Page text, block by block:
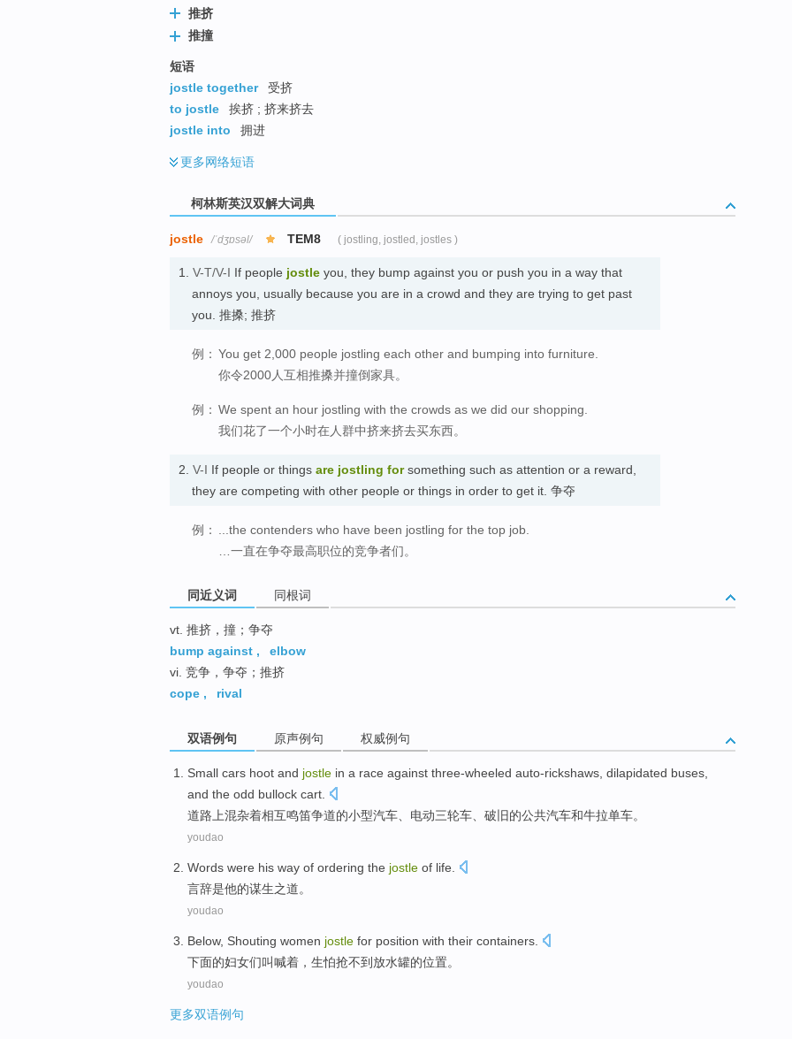
推挤
推撞
短语
jostle together
受挤
to jostle
挨挤 ; 挤来挤去
jostle into
拥进
更多网络短语
柯林斯英汉双解大词典
jostle /ˈdʒɒsəl/ TEM8 ( jostling, jostled, jostles )
1. V-T/V-I If people jostle you, they bump against you or push you in a way that
annoys you, usually because you are in a crowd and they are trying to get past
you. 推搡; 推挤
例： You get 2,000 people jostling each other and bumping into furniture.
你令2000人互相推搡并撞倒家具。
例： We spent an hour jostling with the crowds as we did our shopping.
我们花了一个小时在人群中挤来挤去买东西。
2. V-I If people or things are jostling forsomething such as attention or a reward,
they are competing with other people or things in order to get it. 争夺
例：
...the contenders who have been jostling for the top job.
…一直在争夺最高职位的竞争者们。
同近义词 同根词
vt. 推挤，撞；争夺
bump against ,
elbow
vi. 竞争，争夺；推挤
cope , rival
双语例句 原声例句 权威例句
Small cars hoot and jostle in a race against three-wheeled auto-rickshaws dilapidated buses
and the odd bullock cart
道路上混杂着相互鸣笛争道的小型汽车、电动三轮车 破旧的公共汽车和牛拉单车。
youdao
Words were his way of ordering the jostle of life.
言辞是他的谋生之道。
youdao
Below, Shouting women jostle for position with their containers
下面的妇女们叫喊着，生怕抢不到放水罐的位置。
youdao
更多双语例句